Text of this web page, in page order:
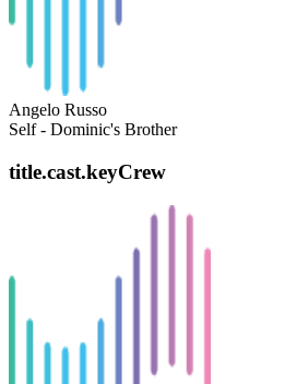
Angelo Russo
Self - Dominic's Brother
title.cast.keyCrew